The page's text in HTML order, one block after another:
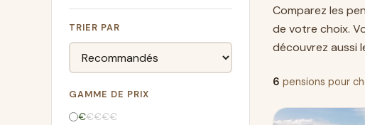
TRIER PAR
GAMME DE PRIX
€€€€€
Comparez les
de votre choix.
découvrez aussi
6 pensions pour